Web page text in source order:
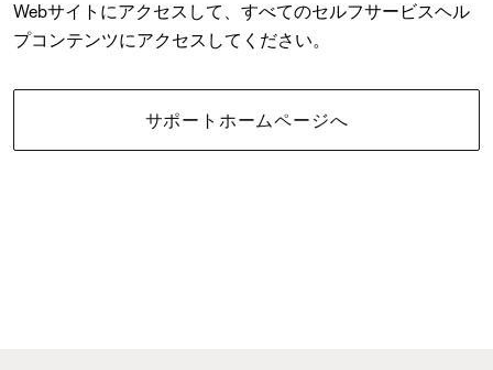
Webサイトにアクセスして、すべてのセルフサービスヘル
プコンテンツにアクセスしてください。
サポートホームページへ